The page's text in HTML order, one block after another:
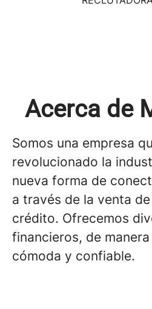
Acerca de
Somos una empresa
revolucionado la
nueva forma de
a través de la venta
crédito. Ofrecemos
financieros, de
cómoda y confiable.